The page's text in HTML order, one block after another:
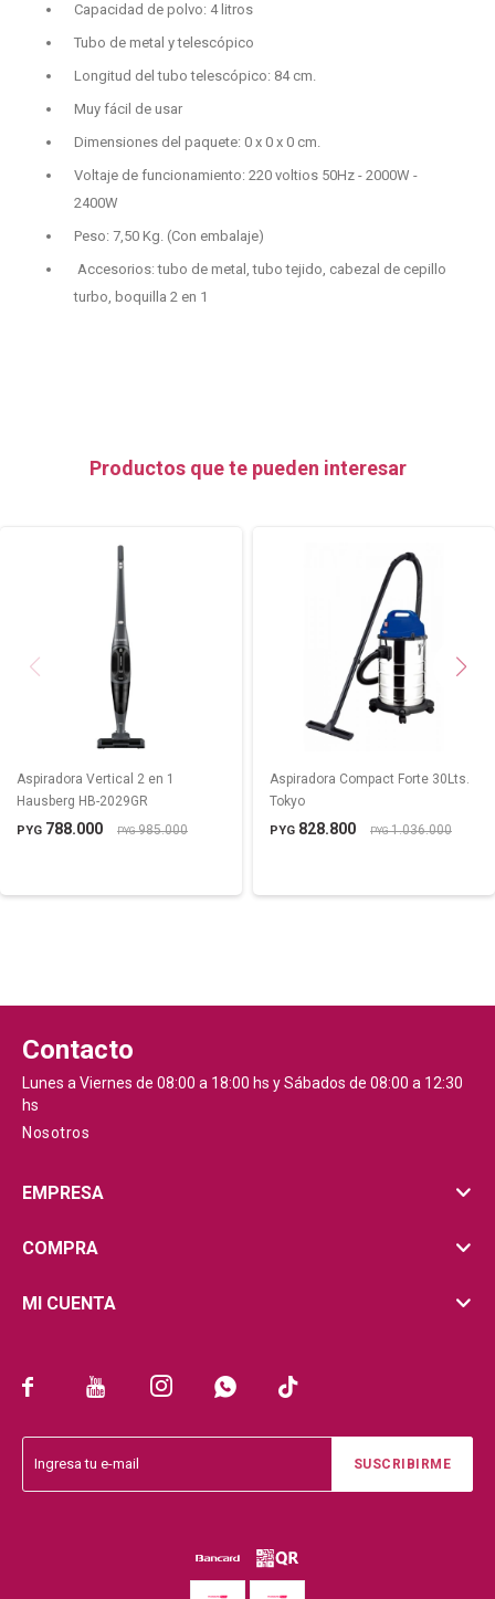
Capacidad de polvo: 4 litros
Tubo de metal y telescópico
Longitud del tubo telescópico: 84 cm.
Muy fácil de usar
Dimensiones del paquete: 0 x 0 x 0 cm.
Voltaje de funcionamiento: 220 voltios 50Hz - 2000W -
2400W
Peso: 7,50 Kg. (Con embalaje)
Accesorios: tubo de metal, tubo tejido, cabezal de cepillo
turbo, boquilla 2 en 1
Productos que te pueden interesar
Aspiradora Vertical 2 en 1
Hausberg HB-2029GR
PYG 788.000 PYG985.000
Aspiradora Compact Forte 30Lts.
Tokyo
PYG 828.800 PYG1.036.000
    
SUSCRIBIRME
Contacto
Lunes a Viernes de 08:00 a 18:00 hs y Sábados de 08:00 a 12:30
hs
Nosotros
EMPRESA
COMPRA
MI CUENTA